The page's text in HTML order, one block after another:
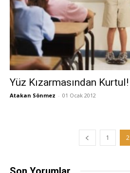
Yüz Kızarmasından Kurtul!
Atakan Sönmez - 01 Ocak 2012
1 2